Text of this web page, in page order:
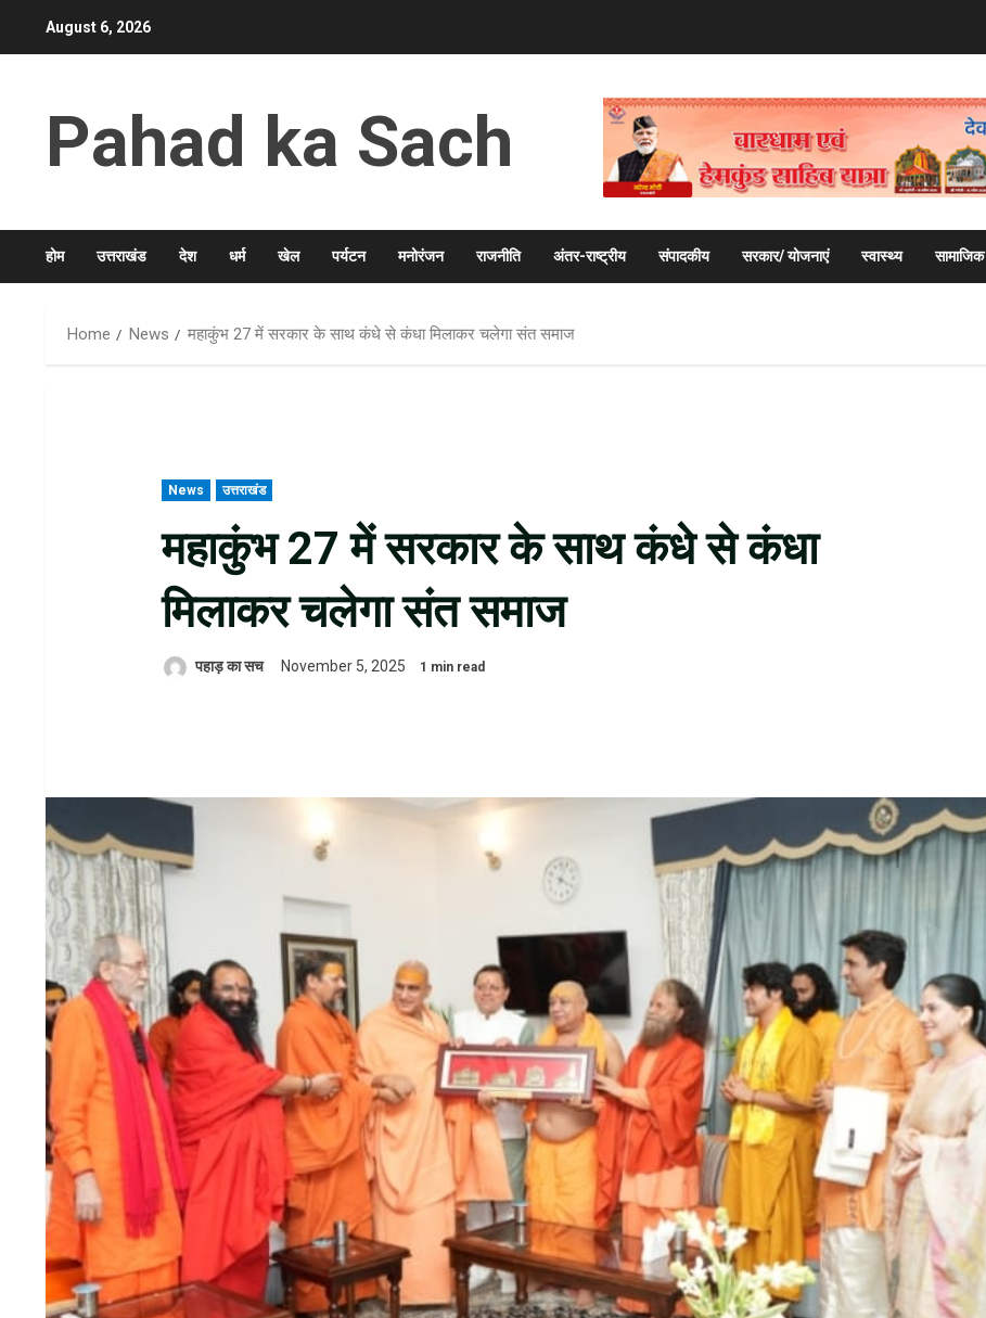
August 6, 2026
Pahad ka Sach
होम उत्तराखंड देश धर्म खेल पर्यटन मनोरंजन राजनीति अंतर-राष्ट्रीय संपादकीय सरकार/ योजनाएं स्वास्थ्य सामाजिक
Home News महाकुंभ 27 में सरकार के साथ कंधे से कंधा मिलाकर चलेगा संत समाज
News उत्तराखंड
महाकुंभ 27 में सरकार के साथ कंधे से कंधा
मिलाकर चलेगा संत समाज
पहाड़ का सच November 5, 2025 1 min read